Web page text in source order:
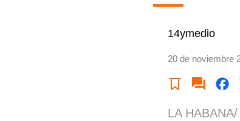
14ymedio
20 de noviembre
LA HABANA/